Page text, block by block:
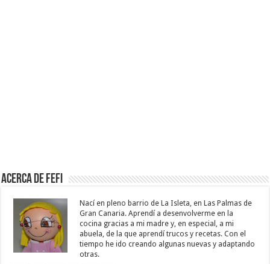
Acerca de Fefi
Nací en pleno barrio de La Isleta, en Las Palmas de
Gran Canaria. Aprendí a desenvolverme en la
cocina gracias a mi madre y, en especial, a mi
abuela, de la que aprendí trucos y recetas. Con el
tiempo he ido creando algunas nuevas y adaptando
otras.